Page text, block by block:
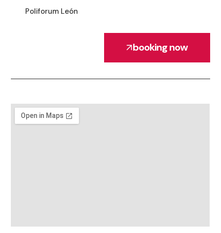
Poliforum León
booking now